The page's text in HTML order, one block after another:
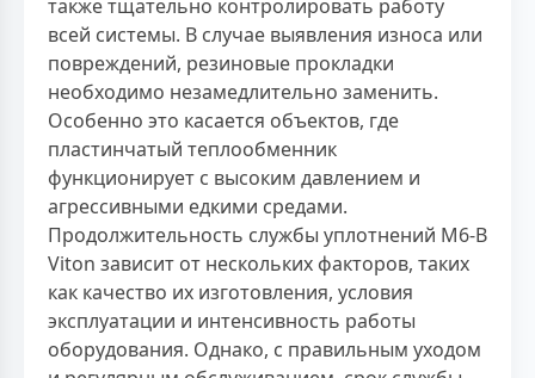
также тщательно контролировать работу
всей системы. В случае выявления износа или
повреждений, резиновые прокладки
необходимо незамедлительно заменить.
Особенно это касается объектов, где
пластинчатый теплообменник
функционирует с высоким давлением и
агрессивными едкими средами.
Продолжительность службы уплотнений M6-B
Viton зависит от нескольких факторов, таких
как качество их изготовления, условия
эксплуатации и интенсивность работы
оборудования. Однако, с правильным уходом